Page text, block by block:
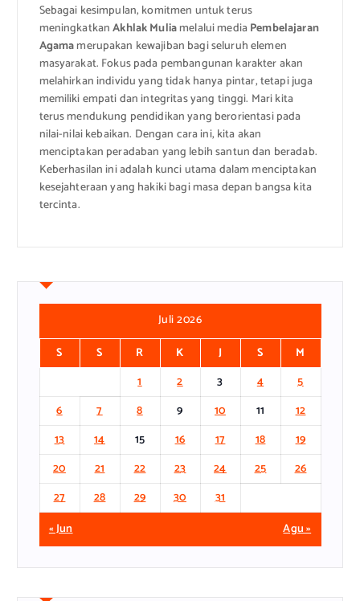
Sebagai kesimpulan, komitmen untuk terus
meningkatkanAkhlak Muliamelalui mediaPembelajaran
Agamamerupakan kewajiban bagi seluruh elemen
masyarakat. Fokus pada pembangunan karakter akan
melahirkan individu yang tidak hanya pintar, tetapi juga
memiliki empati dan integritas yang tinggi. Mari kita
terus mendukung pendidikan yang berorientasi pada
nilai-nilai kebaikan. Dengan cara ini, kita akan
menciptakan peradaban yang lebih santun dan beradab.
Keberhasilan ini adalah kunci utama dalam menciptakan
kesejahteraan yang hakiki bagi masa depan bangsa kita
tercinta.
Juli 2026
S
S R K J S
M
1
2 3 4
5
6
7 8 9 10 11
12
13
14 15 16 17 18
19
20
21 22 23 24 25
26
27
28 29 30
31
« Jun
Agu »